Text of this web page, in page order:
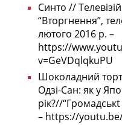
Синто //
“Вторгнення”,
лютого 2016 р. –
https://
v=GeVDqlqkuPU
Шоколадний
Одзі-Сан: як у
рік?//
– https://youtu.be/